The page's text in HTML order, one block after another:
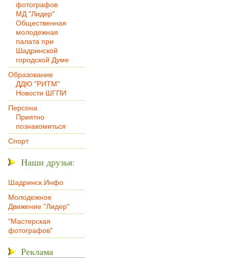
фотографов
МД "Лидер"
Общественная
молодежная
палата при
Шадринской
городской Думе
Образование
ДДЮ "РИТМ"
Новости ШГПИ
Персона
Приятно
познакомиться
Спорт
Наши друзья:
Шадринск.Инфо
Молодежное
Движение "Лидер"
"Мастерская
фотографов"
Реклама